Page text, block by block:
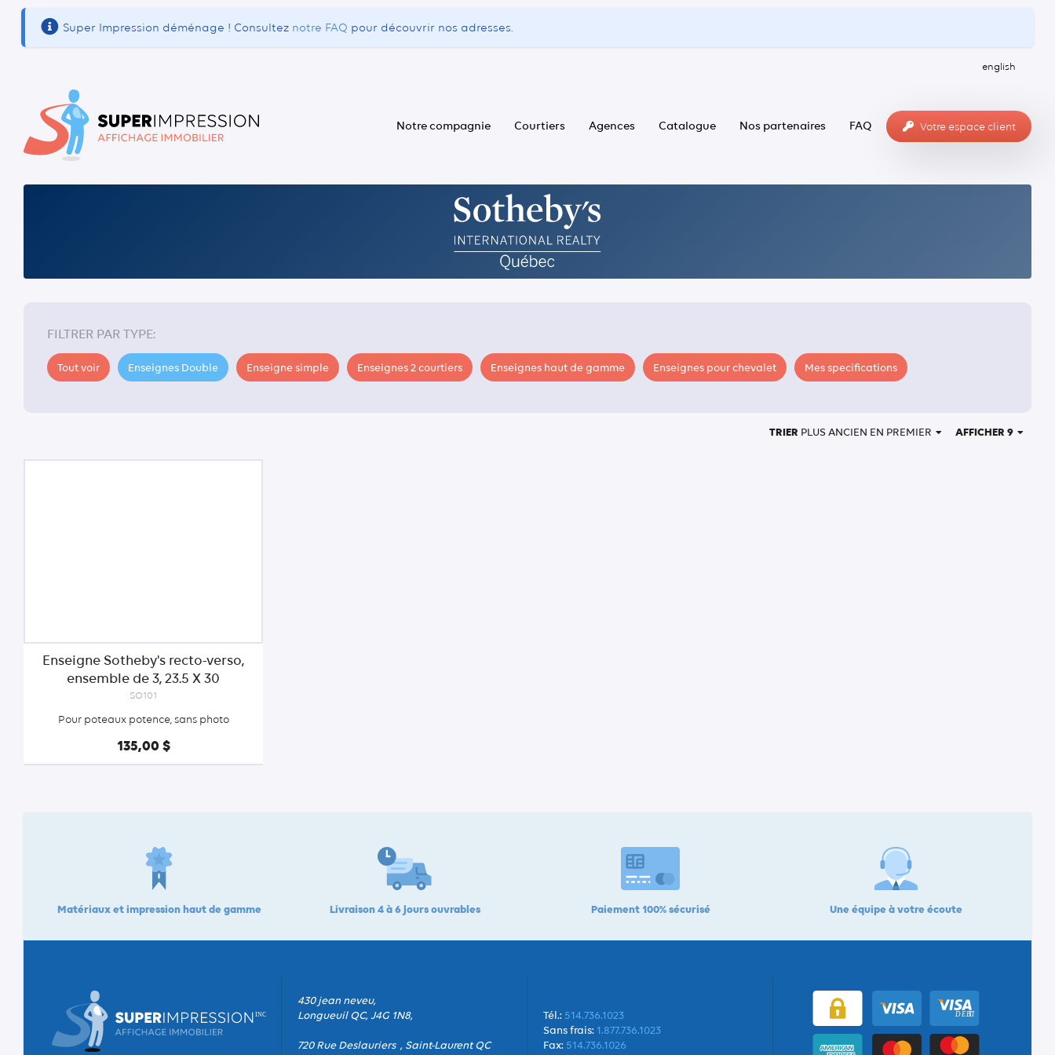
Super Impression déménage ! Consultez notre FAQ pour découvrir nos adresses.
english
Notre compagnie Courtiers Agences Catalogue Nos partenaires FAQ Votre espace client
ENSEIGNES DOUBLE
FILTRER PAR TYPE:
Tout voir Enseignes Double Enseigne simple Enseignes 2 courtiers Enseignes haut de gamme Enseignes pour chevalet Mes specifications
AFFICHER 9
TRIER PLUS ANCIEN EN PREMIER
Enseigne Sotheby's recto-verso,
ensemble de 3, 23.5 X 30
SO101
Pour poteaux potence, sans photo
135,00 $
Matériaux et impression haut de gamme Livraison 4 à 6 jours ouvrables Paiement 100% sécurisé Une équipe à votre écoute
430 jean neveu,
Longueuil QC, J4G 1N8,
720 Rue Deslauriers , Saint-Laurent QC
Tél.: 514.736.1023
Sans frais: 1.877.736.1023
Fax: 514.736.1026